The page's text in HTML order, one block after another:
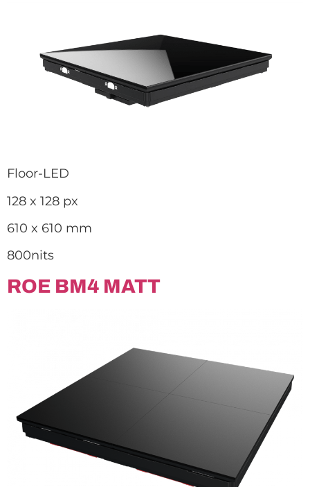
Floor-LED
128 x 128 px
610 x 610 mm
800nits
ROE BM4 MATT